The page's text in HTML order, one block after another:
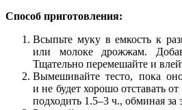
Способ приготовления:
Всыпьте муку в емкость к
или молоке дрожжам.
Тщательно перемешайте и
Вымешивайте тесто, пока
и не будет хорошо отставать
подходить 1.5–3 ч., обминая за